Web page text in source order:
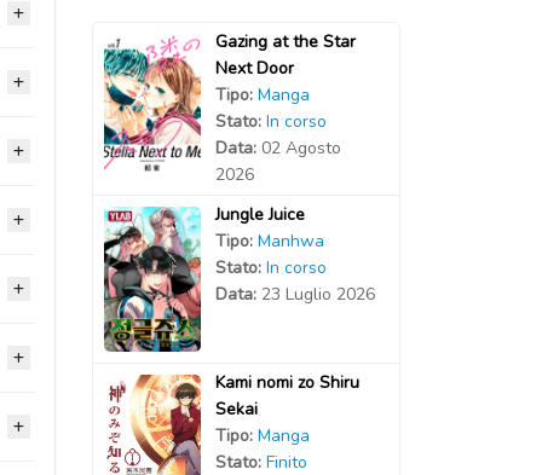
Gazing at the Star
Next Door
Tipo: Manga
Stato: In corso
Data: 02 Agosto
2026
Jungle Juice
Tipo: Manhwa
Stato: In corso
Data: 23 Luglio 2026
Kami nomi zo Shiru
Sekai
Tipo: Manga
Stato: Finito